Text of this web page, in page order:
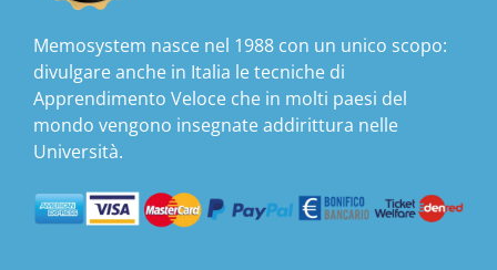
Memosystem nasce nel 1988 con un unico scopo:
divulgare anche in Italia le tecniche di
Apprendimento Veloce che in molti paesi del
mondo vengono insegnate addirittura nelle
Università.